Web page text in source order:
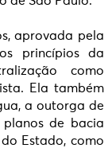
aprovada pela
os princípios da
como
Ela também
a outorga de
de bacia
Estado, como